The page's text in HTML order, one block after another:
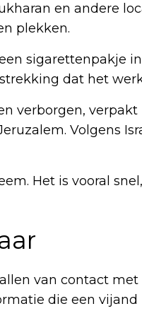
en andere
plekken.
sigarettenpakje
dat het
verborgen,
Volgens
Het is vooral
van contact
die een